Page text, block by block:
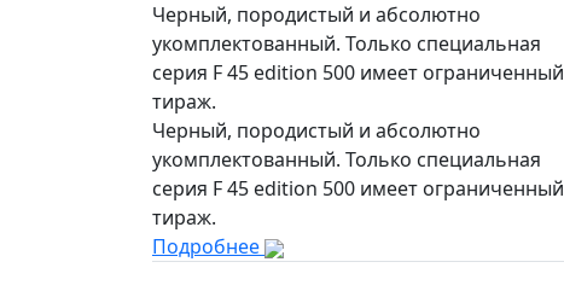
Черный, породистый и абсолютно
укомплектованный. Только специальная
серия F 45 edition 500 имеет ограниченный
тираж.
Черный, породистый и абсолютно
укомплектованный. Только специальная
серия F 45 edition 500 имеет ограниченный
тираж.
Подробнее